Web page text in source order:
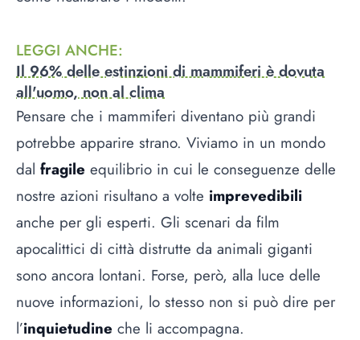
LEGGI ANCHE:
Il 96% delle estinzioni di mammiferi è dovuta
all'uomo, non al clima
Pensare che i mammiferi diventano più grandi
potrebbe apparire strano. Viviamo in un mondo
dal fragile equilibrio in cui le conseguenze delle
nostre azioni risultano a volte imprevedibili
anche per gli esperti. Gli scenari da film
apocalittici di città distrutte da animali giganti
sono ancora lontani. Forse, però, alla luce delle
nuove informazioni, lo stesso non si può dire per
l’inquietudine che li accompagna.